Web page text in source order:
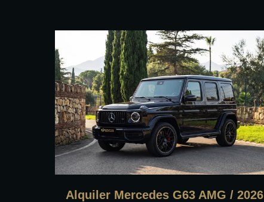
Alquiler Mercedes G63 AMG / 2026